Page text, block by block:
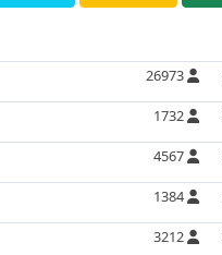
26973
1732
4567
1384
3212